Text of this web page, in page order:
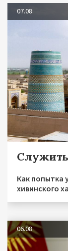
07.08
Как попытка
хивинского
06.08